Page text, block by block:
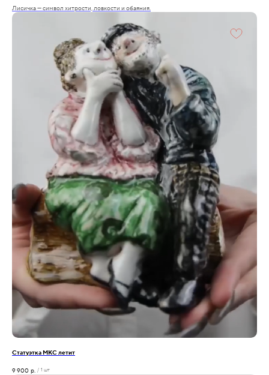
Лисичка — символ хитрости, ловкости и обаяния.
Статуэтка МКС летит
9 900 р. / 1 шт